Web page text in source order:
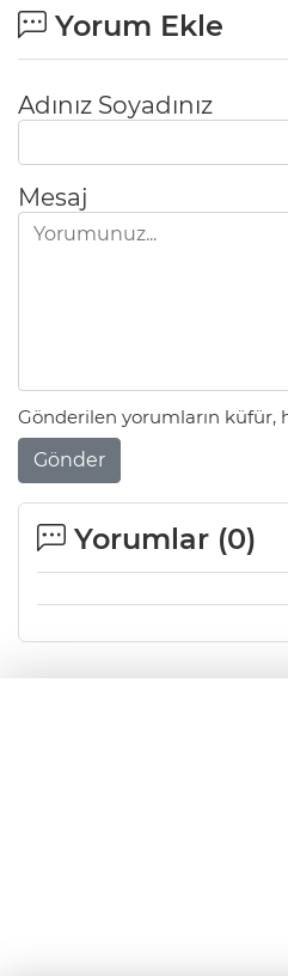
Yorum Ekle
Adınız Soyadınız
Mesaj
Gönderilen yorumların küfür,
Gönder
Yorumlar (0)